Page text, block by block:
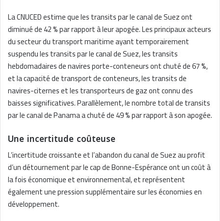
La CNUCED estime que les transits par le canal de Suez ont
diminué de 42 % par rapport à leur apogée. Les principaux acteurs
du secteur du transport maritime ayant temporairement
suspendu les transits par le canal de Suez, les transits
hebdomadaires de navires porte-conteneurs ont chuté de 67 %,
et la capacité de transport de conteneurs, les transits de
navires-citernes et les transporteurs de gaz ont connu des
baisses significatives. Parallèlement, le nombre total de transits
par le canal de Panama a chuté de 49 % par rapport à son apogée.
Une incertitude coûteuse
L’incertitude croissante et l’abandon du canal de Suez au profit
d’un détournement par le cap de Bonne-Espérance ont un coût à
la fois économique et environnemental, et représentent
également une pression supplémentaire sur les économies en
développement.